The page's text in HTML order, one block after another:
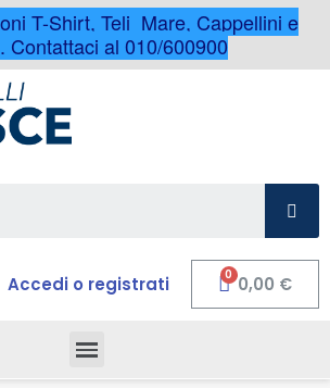
T-Shirt, Teli Mare, Cappellini e
Contattaci al 010/600900
Accedi o registrati 0,00 €